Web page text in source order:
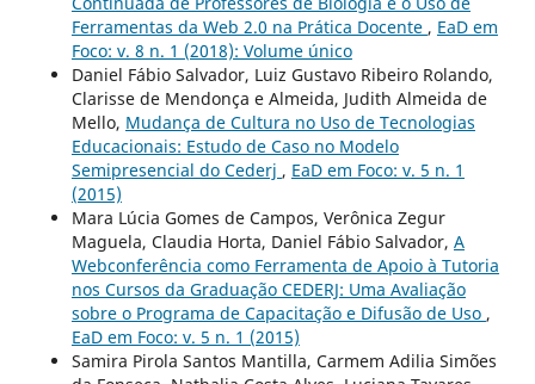
Ferramentas da Web 2.0 na Prática Docente , EaD em
Foco: v. 8 n. 1 (2018): Volume único
Daniel Fábio Salvador, Luiz Gustavo Ribeiro Rolando,
Clarisse de Mendonça e Almeida, Judith Almeida de
Mello, Mudança de Cultura no Uso de Tecnologias
Educacionais: Estudo de Caso no Modelo
Semipresencial do Cederj , EaD em Foco: v. 5 n. 1
(2015)
Mara Lúcia Gomes de Campos, Verônica Zegur
Maguela, Claudia Horta, Daniel Fábio Salvador, A
Webconferência como Ferramenta de Apoio à Tutoria
nos Cursos da Graduação CEDERJ: Uma Avaliação
sobre o Programa de Capacitação e Difusão de Uso ,
EaD em Foco: v. 5 n. 1 (2015)
Samira Pirola Santos Mantilla, Carmem Adilia Simões